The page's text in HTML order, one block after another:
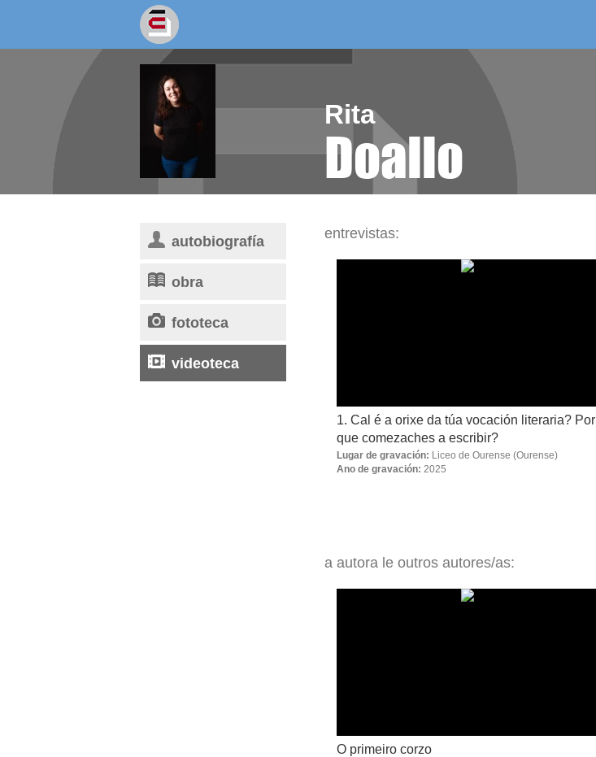
socios/as
Rita
Doallo
autobiografía
obra
fototeca
videoteca
entrevistas:
1. Cal é a orixe da túa vocación literaria? Por
que comezaches a escribir?
Lugar de gravación: Liceo de Ourense (Ourense)
Ano de gravación: 2025
a autora le outros autores/as:
O primeiro corzo